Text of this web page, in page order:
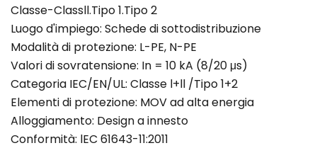
Classe-Classll.Tipo 1.Tipo 2
Luogo d'impiego: Schede di sottodistribuzione
Modalità di protezione: L-PE, N-PE
Valori di sovratensione: In = 10 kA (8/20 μs)
Categoria IEC/EN/UL: Classe l+ll /Tipo 1+2
Elementi di protezione: MOV ad alta energia
Alloggiamento: Design a innesto
Conformità: lEC 61643-11:2011